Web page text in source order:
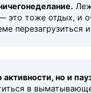
это тоже отдых, и
перезагрузиться
но и
в